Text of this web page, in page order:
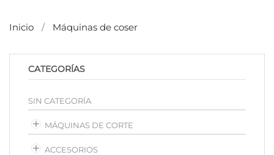
Inicio Máquinas de coser
CATEGORÍAS
SIN CATEGORÍA
MÁQUINAS DE CORTE
ACCESORIOS